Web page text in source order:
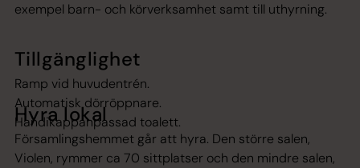
exempel barn- och körverksamhet samt till uthyrning.
Tillgänglighet
Ramp vid huvudentrén.
Automatisk dörröppnare.
Handikappanpassad toalett.
Hyra lokal
Församlingshemmet går att hyra. Den större salen,
Violen, rymmer ca 70 sittplatser och den mindre salen,